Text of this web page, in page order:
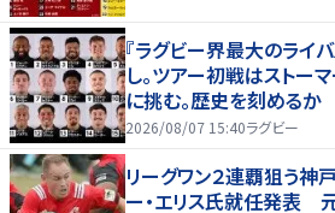
『ラグビー界最大のライ
し。ツアー初戦はストー
に挑む。歴史を刻めるか
2026/08/07 15:40ラグビー
リーグワン２連覇狙う神
ー・エリス氏就任発表